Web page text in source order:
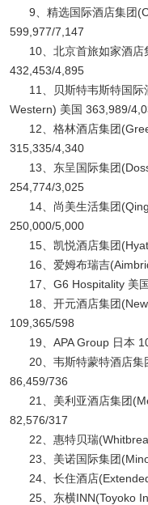
9、精选国际酒店集团
599,977/7,147
10、北京首旅如家酒
432,453/4,895
11、贝斯特韦斯特国
Western) 美国 363,989/
12、格林酒店集团
315,335/4,340
13、东呈国际集团
254,774/3,025
14、尚美生活集团
250,000/5,000
15、凯悦酒店集团
16、爱姆布瑞吉
17、G6 Hospitality 美
18、开元酒店集团
109,365/598
19、APA Group 日本
20、韦斯特蒙特酒店
86,459/736
21、美利亚酒店集团
82,576/317
22、惠特贝瑞
23、美诺国际集团
24、长住酒店
25、东横INN(Toyoko